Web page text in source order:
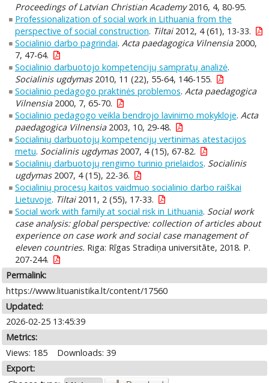
Proceedings of Latvian Christian Academy2016, 4, 80-95.
Professionalization of social work in Lithuania from the
perspective of social construction. Tiltai2012, 4 (61), 13-33.
Socialinio darbo pagrindai. Acta paedagogica Vilnensia2000,
7, 47-64.
Socialinio darbuotojo kompetencijų sampratų analizė.
Socialinis ugdymas2010, 11 (22), 55-64, 146-155.
Socialinio pedagogo praktinės problemos. Acta paedagogica
Vilnensia2000, 7, 65-70.
Socialinio pedagogo veikla bendrojo lavinimo mokykloje. Acta
paedagogica Vilnensia2003, 10, 29-48.
Socialinių darbuotojų kompetencijų vertinimas atestacijos
metu. Socialinis ugdymas2007, 4 (15), 67-82.
Socialinių darbuotojų rengimo turinio prielaidos. Socialinis
ugdymas2007, 4 (15), 22-36.
Socialinių procesų kaitos vaidmuo socialinio darbo raiškai
Lietuvoje. Tiltai2011, 2 (55), 17-33.
Social work with family at social risk in Lithuania. Social work
case analysis: global perspective: collection of articles about
experience on case work and social case management of
eleven countries. Riga: Rīgas Stradiņa universitāte, 2018. P.
207-244.
Permalink:
https://www.lituanistika.lt/content/17560
Updated:
2026-02-25 13:45:39
Metrics:
Views: 185
Downloads: 39
Export: